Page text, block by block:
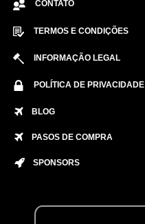
CONTATO
TERMOS E CONDIÇÕES
INFORMAÇÃO LEGAL
POLÍTICA DE PRIVACIDADE
BLOG
PASOS DE COMPRA
SPONSORS